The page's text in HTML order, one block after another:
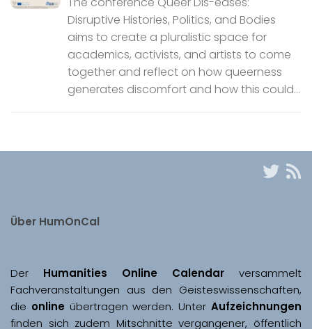
Disruptive Histories, Politics, and Bodies
aims to create a pluralistic space for
academics, activists, and artists to come
together and reflect on how queerness
generates discomfort and how this could...
Über HumOnCal
Der Humanities Online Calendar versammelt
Fachveranstaltungen aus den Geisteswissenschaften,
die online übertragen werden. Unter Aufzeichnungen
finden sich zudem Mitschnitte vergangener, öffentlich